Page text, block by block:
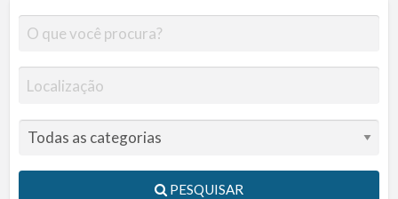
PESQUISAR